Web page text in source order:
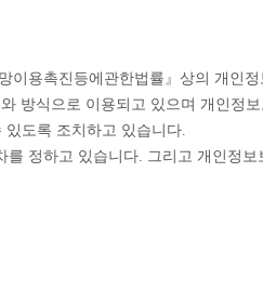
용촉진등에관한법률』상의 개인
방식으로 이용되고 있으며 개인정
도록 조치하고 있습니다.
정하고 있습니다. 그리고 개인정